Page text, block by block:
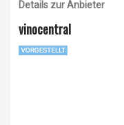
Details zur Anbieter
vinocentral